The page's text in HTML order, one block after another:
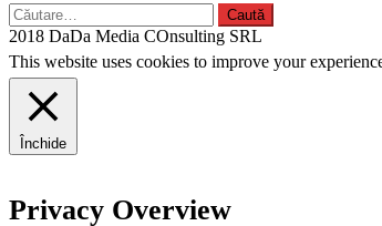
Caută
după:
2018 DaDa Media COnsulting SRL
This website uses cookies to improve your
Închide
Privacy Overview